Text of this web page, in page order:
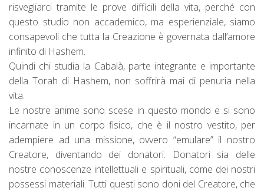
risvegliarci tramite le prove difficili della vita, perché con
questo studio non accademico, ma esperienziale, siamo
consapevoli che tutta la Creazione è governata dall’amore
infinito di Hashem.
Quindi chi studia la Cabalà, parte integrante e importante
della Torah di Hashem, non soffrirà mai di penuria nella
vita.
Le nostre anime sono scese in questo mondo e si sono
incarnate in un corpo fisico, che è il nostro vestito, per
adempiere ad una missione, ovvero “emulare” il nostro
Creatore, diventando dei donatori. Donatori sia delle
nostre conoscenze intellettuali e spirituali, come dei nostri
possessi materiali. Tutti questi sono doni del Creatore, che